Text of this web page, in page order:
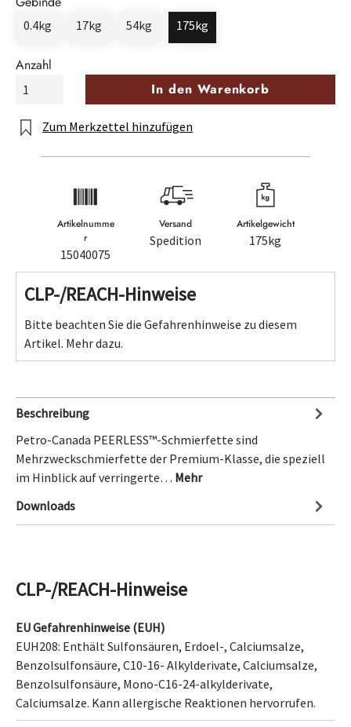
0.4kg 17kg 54kg 175kg
Anzahl
In den Warenkorb
Zum Merkzettel hinzufügen
Artikelnumme
r
15040075
Versand
Spedition
Artikelgewicht
175kg
CLP-/REACH-Hinweise
Bitte beachten Sie die Gefahrenhinweise zu diesem
Artikel. Mehr dazu.
Beschreibung
Petro-Canada PEERLESS™-Schmierfette sind
Mehrzweckschmierfette der Premium-Klasse, die speziell
im Hinblick auf verringerte… Mehr
Downloads
CLP-/REACH-Hinweise
EU Gefahrenhinweise (EUH)
EUH208: Enthält Sulfonsäuren, Erdoel-, Calciumsalze,
Benzolsulfonsäure, C10-16- Alkylderivate, Calciumsalze,
Benzolsulfonsäure, Mono-C16-24-alkylderivate,
Calciumsalze. Kann allergische Reaktionen hervorrufen.